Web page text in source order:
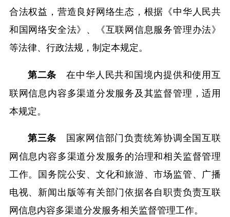
合法权益，营造良好网络生态，根据《中华人民共
和国网络安全法》、《互联网信息服务管理办法》
等法律、行政法规，制定本规定。
第二条 在中华人民共和国境内提供和使用互
联网信息内容多渠道分发服务及其监督管理，适用
本规定。
第三条 国家网信部门负责统筹协调全国互联
网信息内容多渠道分发服务的治理和相关监督管理
工作。国务院公安、文化和旅游、市场监管、广播
电视、新闻出版等有关部门依据各自职责负责互联
网信息内容多渠道分发服务相关监督管理工作。